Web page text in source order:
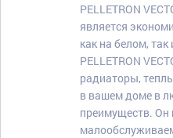
PELLETRON
является
как на белом,
PELLETRON
радиаторы,
в вашем доме в
преимуществ. Он